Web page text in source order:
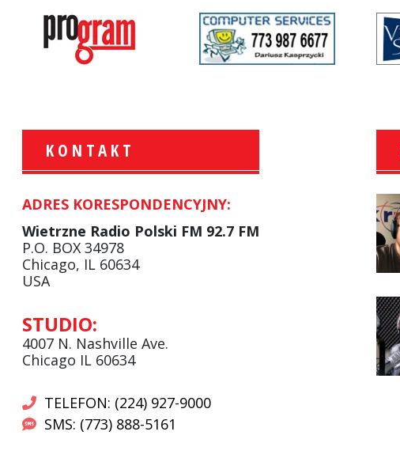
KONTAKT
ADRES KORESPONDENCYJNY:
Wietrzne Radio Polski FM 92.7 FM
P.O. BOX 34978
Chicago, IL 60634
USA
STUDIO:
4007 N. Nashville Ave.
Chicago IL 60634
TELEFON: (224) 927-9000
SMS: (773) 888-5161
Krzysztof Wawer:
Komentator
facebook